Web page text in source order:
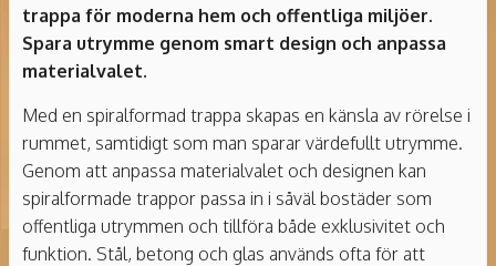
trappa för moderna hem och offentliga miljöer.
Spara utrymme genom smart design och anpassa
materialvalet.
Med en spiralformad trappa skapas en känsla av rörelse i
rummet, samtidigt som man sparar värdefullt utrymme.
Genom att anpassa materialvalet och designen kan
spiralformade trappor passa in i såväl bostäder som
offentliga utrymmen och tillföra både exklusivitet och
funktion. Stål, betong och glas används ofta för att